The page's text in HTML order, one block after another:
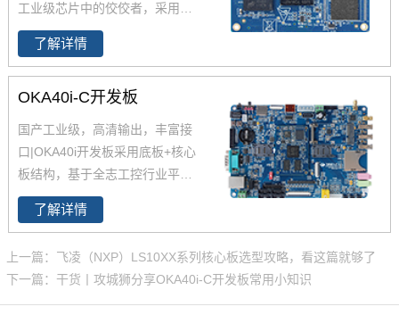
工业级芯片中的佼佼者，采用更
低功耗的4核ARM Cortex-A7架
构,工作温度-40-85℃,是一款高性
能低功耗超高性能CPU主芯片。
飞凌嵌入式深度研究全志A40i芯
A40i工控板、 A40i开发板。
了解详情
OKA40i-C开发板
国产工业级，高清输出，丰富接
口|OKA40i开发板采用底板+核心
板结构，基于全志工控行业平台
级处理器四核Cortex-A7 A40i设
计，主频1.2GHz，集成MAli400
3L，存储8GB eMMC。全志A40
工控行业芯片平台 A40i为国产工
控行业芯，全志A40i处理器代表
了解详情
上一篇：飞凌（NXP）LS10XX系列核心板选型攻略，看这篇就够了
下一篇：干货丨攻城狮分享OKA40i-C开发板常用小知识